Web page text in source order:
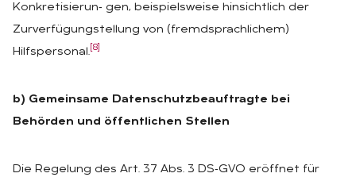
Konkretisierun‑ gen, beispielsweise hinsichtlich der
Zurverfügungstellung von (fremdsprachlichem)
Hilfspersonal. [8]
b) Gemeinsame Datenschutzbeauftragte bei
Behörden und öffentlichen Stellen
Die Regelung des Art. 37 Abs. 3 DS‑GVO eröffnet für